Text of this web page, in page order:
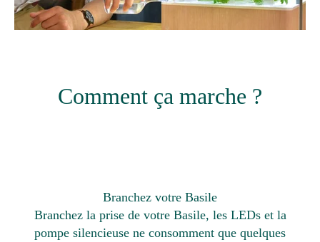
Comment ça marche ?
Branchez votre Basile
Branchez la prise de votre Basile, les LEDs et la
pompe silencieuse ne consomment que quelques